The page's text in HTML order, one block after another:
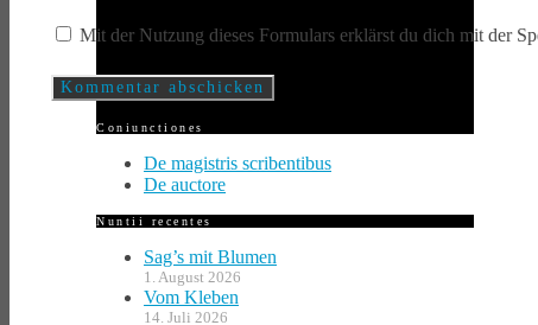
Mit der Nutzung dieses Formulars erklärst du dich mit der
Coniunctiones
De magistris scribentibus
De auctore
Nuntii recentes
Sag’s mit Blumen
1. August 2026
Vom Kleben
14. Juli 2026